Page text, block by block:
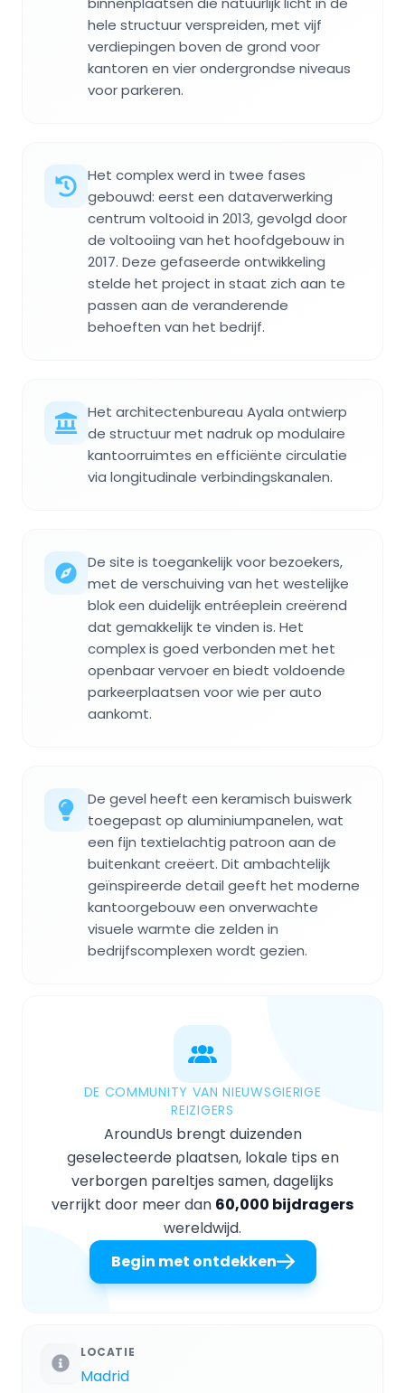
hele structuur verspreiden, met vijf
verdiepingen boven de grond voor
kantoren en vier ondergrondse niveaus
voor parkeren.
Het complex werd in twee fases
gebouwd: eerst een dataverwerking
centrum voltooid in 2013, gevolgd door
de voltooiing van het hoofdgebouw in
2017. Deze gefaseerde ontwikkeling
stelde het project in staat zich aan te
passen aan de veranderende
behoeften van het bedrijf.
Het architectenbureau Ayala ontwierp
de structuur met nadruk op modulaire
kantoorruimtes en efficiënte circulatie
via longitudinale verbindingskanalen.
De site is toegankelijk voor bezoekers,
met de verschuiving van het westelijke
blok een duidelijk entréeplein creërend
dat gemakkelijk te vinden is. Het
complex is goed verbonden met het
openbaar vervoer en biedt voldoende
parkeerplaatsen voor wie per auto
aankomt.
De gevel heeft een keramisch buiswerk
toegepast op aluminiumpanelen, wat
een fijn textielachtig patroon aan de
buitenkant creëert. Dit ambachtelijk
geïnspireerde detail geeft het moderne
kantoorgebouw een onverwachte
visuele warmte die zelden in
bedrijfscomplexen wordt gezien.
DE COMMUNITY VAN NIEUWSGIERIGE
REIZIGERS
AroundUs brengt duizenden
geselecteerde plaatsen, lokale tips en
verborgen pareltjes samen, dagelijks
verrijkt door meer dan 60,000 bijdragers
wereldwijd.
Begin met ontdekken
LOCATIE
Madrid